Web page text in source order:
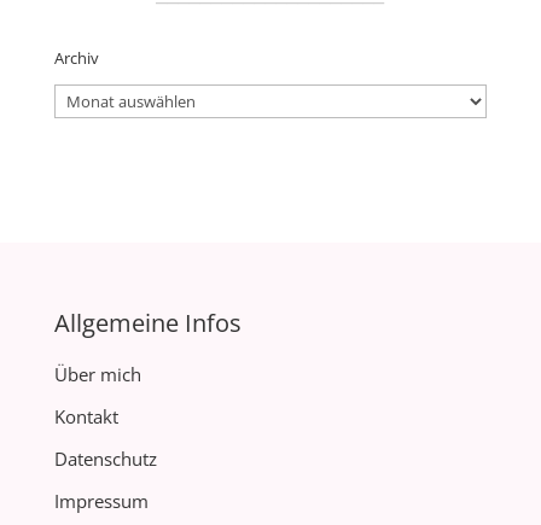
Archiv
Archiv
Allgemeine Infos
Über mich
Kontakt
Datenschutz
Impressum